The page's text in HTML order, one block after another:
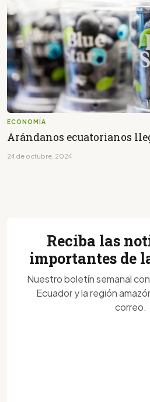
ECONOMÍA
Arándanos ecuatorianos
24 de octubre, 2024
Reciba las
importantes de
Nuestro boletín semanal
Ecuador y la región
correo.